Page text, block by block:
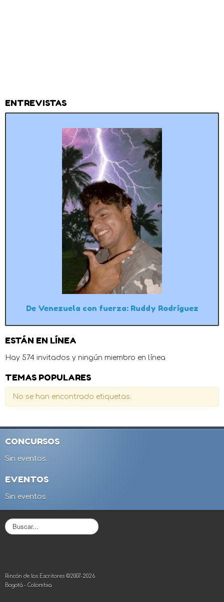
ENTREVISTAS
De Venezuela con fuerza: Ruddy Rodríguez
ESTÁN EN LÍNEA
Hay 574 invitados y ningún miembro en línea
TEMAS POPULARES
No se han encontrado etiquetas.
CONCURSOS
Sin eventos
EVENTOS
Sin eventos
B
u
r
.
Rincón de los Escritores ©2007-2026
Bogotá - Colombia